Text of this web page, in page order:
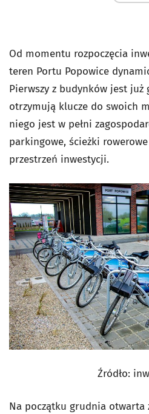
Od momentu rozpoczęcia
teren Portu Popowice
Pierwszy z budynków jest już
otrzymują klucze do swoich
niego jest w pełni
parkingowe, ścieżki
przestrzeń inwestycji.
Źródło:
Na początku grudnia otwarta